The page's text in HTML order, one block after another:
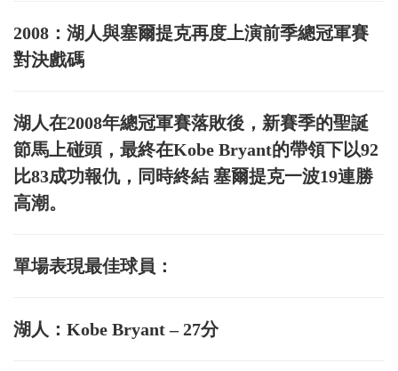
2008：湖人與塞爾提克再度上演前季總冠軍賽
對決戲碼
湖人在2008年總冠軍賽落敗後，新賽季的聖誕
節馬上碰頭，最終在Kobe Bryant的帶領下以92
比83成功報仇，同時終結 塞爾提克一波19連勝
高潮。
單場表現最佳球員：
湖人：Kobe Bryant – 27分